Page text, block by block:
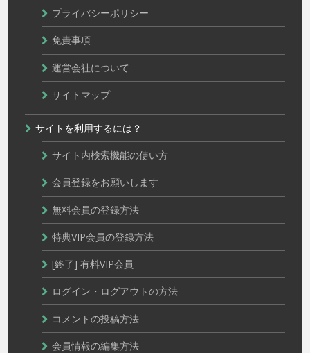
プライバシーポリシー
免責事項
運営会社について
サイトマップ
サイトを利用するには？
サイト内検索機能の使い方
会員登録をお願いします
無料会員の登録方法
特典VIP会員の登録方法
[終了] 有料VIP会員
ログイン・ログアウトの方法
コメントの投稿方法
会員情報の編集方法